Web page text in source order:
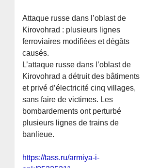
Attaque russe dans l’oblast de
Kirovohrad : plusieurs lignes
ferroviaires modifiées et dégâts
causés.
L’attaque russe dans l’oblast de
Kirovohrad a détruit des bâtiments
et privé d’électricité cinq villages,
sans faire de victimes. Les
bombardements ont perturbé
plusieurs lignes de trains de
banlieue.
https://tass.ru/armiya-i-